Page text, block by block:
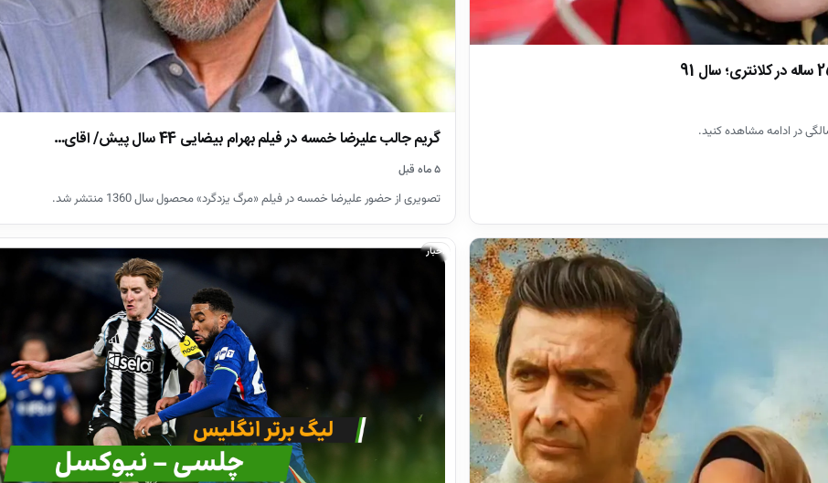
گریم جالب علیرضا خمسه در فیلم بهرام بیضایی 44 سال پیش/ اقای…
۵ ماه قبل
تصویری از حضور علیرضا خمسه در فیلم «مرگ یزدگرد» محصول سال 1360 منتشر شد.
اخبار